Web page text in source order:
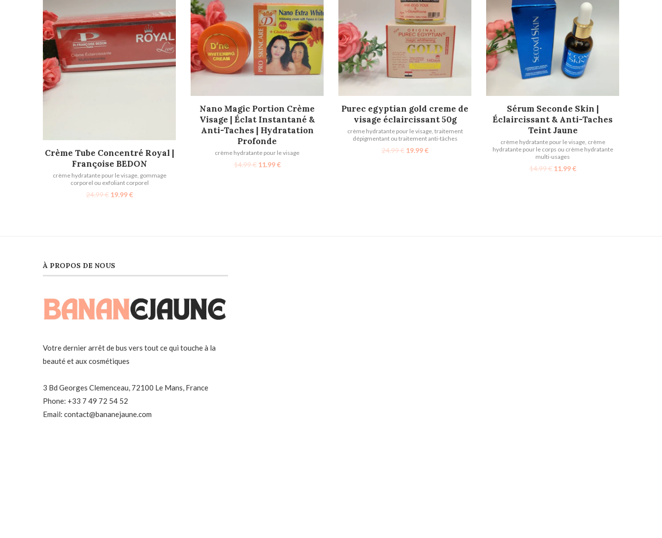
LIRE LA SUITE
Crème Tube Concentré Royal |
Françoise BEDON
crème hydratante pour le visage, gommage
corporel ou exfoliant corporel
24.99€ 19.99€
AJOUTER AU PANIER
Nano Magic Portion Crème
Visage | Éclat Instantané &
Anti-Taches | Hydratation
Profonde
crème hydratante pour le visage
14.99€ 11.99€
AJOUTER AU PANIER
Purec egyptian gold creme de
visage éclaircissant 50g
crème hydratante pour le visage, traitement
dépigmentant ou traitement anti-tâches
24.99€ 19.99€
AJOUTER AU PANIER
Sérum Seconde Skin |
Éclaircissant & Anti-Taches
Teint Jaune
crème hydratante pour le visage, crème
hydratante pour le corps ou crème hydratante
multi-usages
14.99€ 11.99€
À PROPOS DE NOUS
Votre dernier arrêt de bus vers tout ce qui touche à la
beauté et aux cosmétiques
3 Bd Georges Clemenceau, 72100 Le Mans, France
Phone: +33 7 49 72 54 52
Email: contact@bananejaune.com